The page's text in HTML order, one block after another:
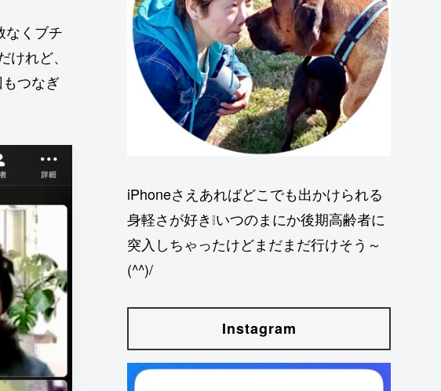
なくブチ
れど、
つなぎ
iPhoneさえあればどこでも出かけられる
身軽さが好き❕いつのまにか後期高齢者に
突入しちゃったけどまだまだ行けそう～
(^^)/
Instagram